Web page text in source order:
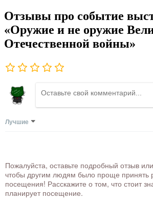
Отзывы про событие
«Оружие и не оружие
Отечественной войны»
Лучшие
Пожалуйста, оставьте подробный отзыв
чтобы другим людям было проще принять
посещения! Расскажите о том, что стоит
планирует посещение.